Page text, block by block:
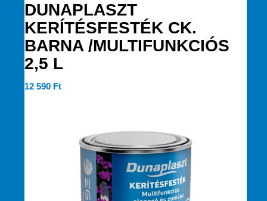
DUNAPLASZT
KERÍTÉSFESTÉK CK.
BARNA /MULTIFUNKCIÓS
2,5 L
12 590 Ft